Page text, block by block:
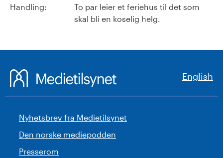
Handling:
To par leier et feriehus til det som
skal bli en koselig helg.
English
Nyhetsbrev fra Medietilsynet
Den norske mediepodden
Presserom